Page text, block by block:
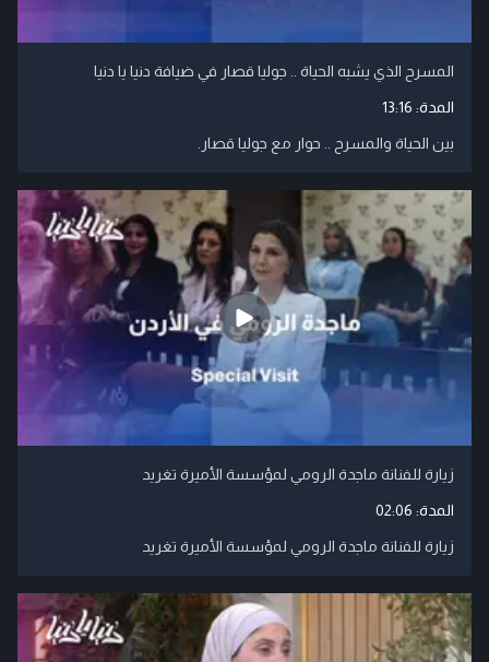
المسرح الذي يشبه الحياة .. جوليا قصار في ضيافة دنيا يا دنيا
المدة: 13:16
بين الحياة والمسرح .. حوار مع جوليا قصار.
زيارة للفنانة ماجدة الرومي لمؤسسة الأميرة تغريد
المدة: 02:06
زيارة للفنانة ماجدة الرومي لمؤسسة الأميرة تغريد